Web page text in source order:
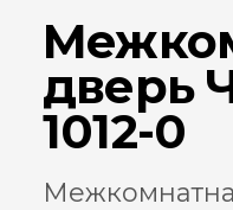
дверь
1012-0